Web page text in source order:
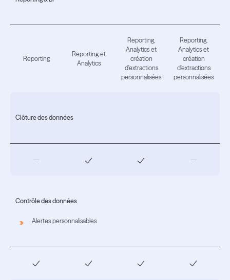
Reporting
Reporting et
Analytics
Reporting,
Analytics et
création
d'extractions
personnalisées
Reporting,
Analytics et
création
d'extractions
personnalisées
Clôture des données
— —
Contrôle des données
Alertes personnalisables